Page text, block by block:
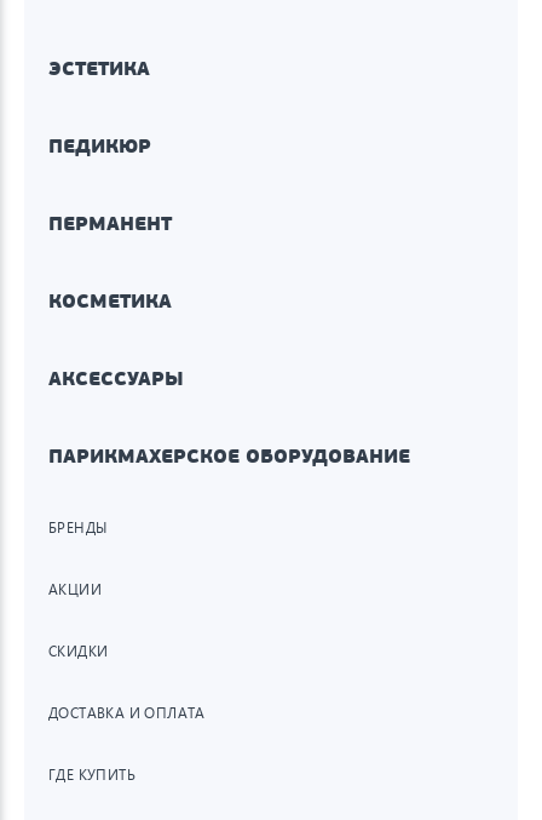
ЭСТЕТИКА
ПЕДИКЮР
ПЕРМАНЕНТ
КОСМЕТИКА
АКСЕССУАРЫ
ПАРИКМАХЕРСКОЕ ОБОРУДОВАНИЕ
БРЕНДЫ
АКЦИИ
СКИДКИ
ДОСТАВКА И ОПЛАТА
ГДЕ КУПИТЬ